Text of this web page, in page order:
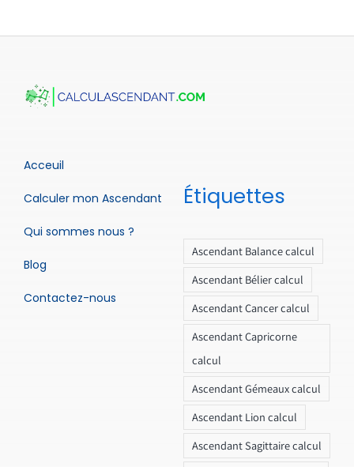
Acceuil
Calculer mon Ascendant
Qui sommes nous ?
Blog
Contactez-nous
Étiquettes
Ascendant Balance calcul
Ascendant Bélier calcul
Ascendant Cancer calcul
Ascendant Capricorne
calcul
Ascendant Gémeaux calcul
Ascendant Lion calcul
Ascendant Sagittaire calcul